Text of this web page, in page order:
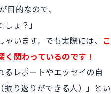
的なので、
ょ？」
います。でも実際には、 こ
関わっているのです！
るレポートやエッセイの自
り返りができる人）」とい